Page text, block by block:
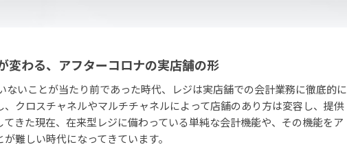
変わる、アフターコロナの実店舗の形
ないことが当たり前であった時代、レジは実店舗での会計業務に徹底的に
クロスチャネルやマルチチャネルによって店舗のあり方は変容し、提供
きた現在、在来型レジに備わっている単純な会計機能や、その機能をア
難しい時代になってきています。